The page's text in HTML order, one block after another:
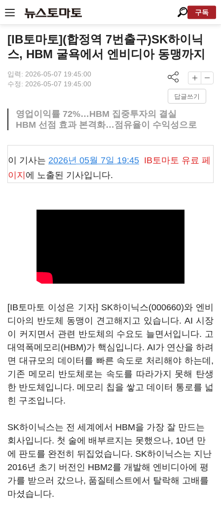
구독
[IB토마토](합정역 7번출구)SK하이닉
스, HBM 굴욕에서 엔비디아 동맹까지
입력: 2026-05-07 19:45:00
수정: 2026-05-07 19:45:00
답글쓰기
영업이익률 72%…HBM 집중투자의 결실
HBM 선점 효과 본격화…점유율이 수익성으로
이 기사는 2026년 05월 7일 19:45 IB토마토 유료 페
이지 에 노출된 기사입니다.
[IB토마토 이성은 기자] SK하이닉스(000660)와 엔비
디아의 반도체 동맹이 견고해지고 있습니다. AI 시장
이 커지면서 관련 반도체의 수요도 늘면서입니다. 고
대역폭메모리(HBM)가 핵심입니다. AI가 연산을 하려
면 대규모의 데이터를 빠른 속도로 처리해야 하는데,
기존 메모리 반도체로는 속도를 따라가지 못해 탄생
한 반도체입니다. 메모리 칩을 쌓고 데이터 통로를 넓
힌 구조입니다.
SK하이닉스는 전 세계에서 HBM을 가장 잘 만드는
회사입니다. 첫 술에 배부르지는 못했으나, 10년 만
에 판도를 완전히 뒤집었습니다. SK하이닉스는 지난
2016년 초기 버전인 HBM2를 개발해 엔비디아에 평
가를 받으러 갔으나, 품질테스트에서 탈락해 고배를
마셨습니다.